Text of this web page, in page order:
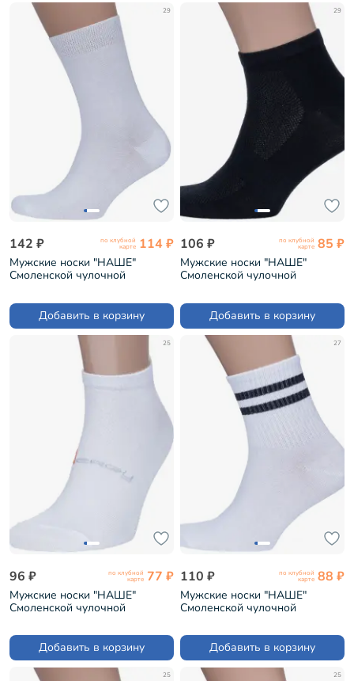
29
142 ₽ по клубной
карте 114 ₽
Мужские носки "НАШЕ"
Смоленской чулочной
(522С12)
Добавить в корзину
29
106 ₽ по клубной
карте 85 ₽
Мужские носки "НАШЕ"
Смоленской чулочной
(522С33)
Добавить в корзину
25
96 ₽ по клубной
карте 77 ₽
Мужские носки "НАШЕ"
Смоленской чулочной
(522С7)
Добавить в корзину
27
110 ₽ по клубной
карте 88 ₽
Мужские носки "НАШЕ"
Смоленской чулочной
(522С81)
Добавить в корзину
25 25